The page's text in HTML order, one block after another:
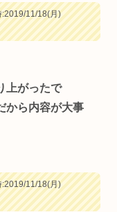
11/18(月)
上がったで
から内容が大事
11/18(月)